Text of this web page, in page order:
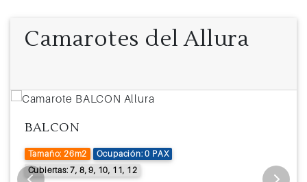
Camarotes del Allura
BALCON
Tamaño: 26m2
Ocupación: 0 PAX
Cubiertas: 7, 8, 9, 10, 11, 12